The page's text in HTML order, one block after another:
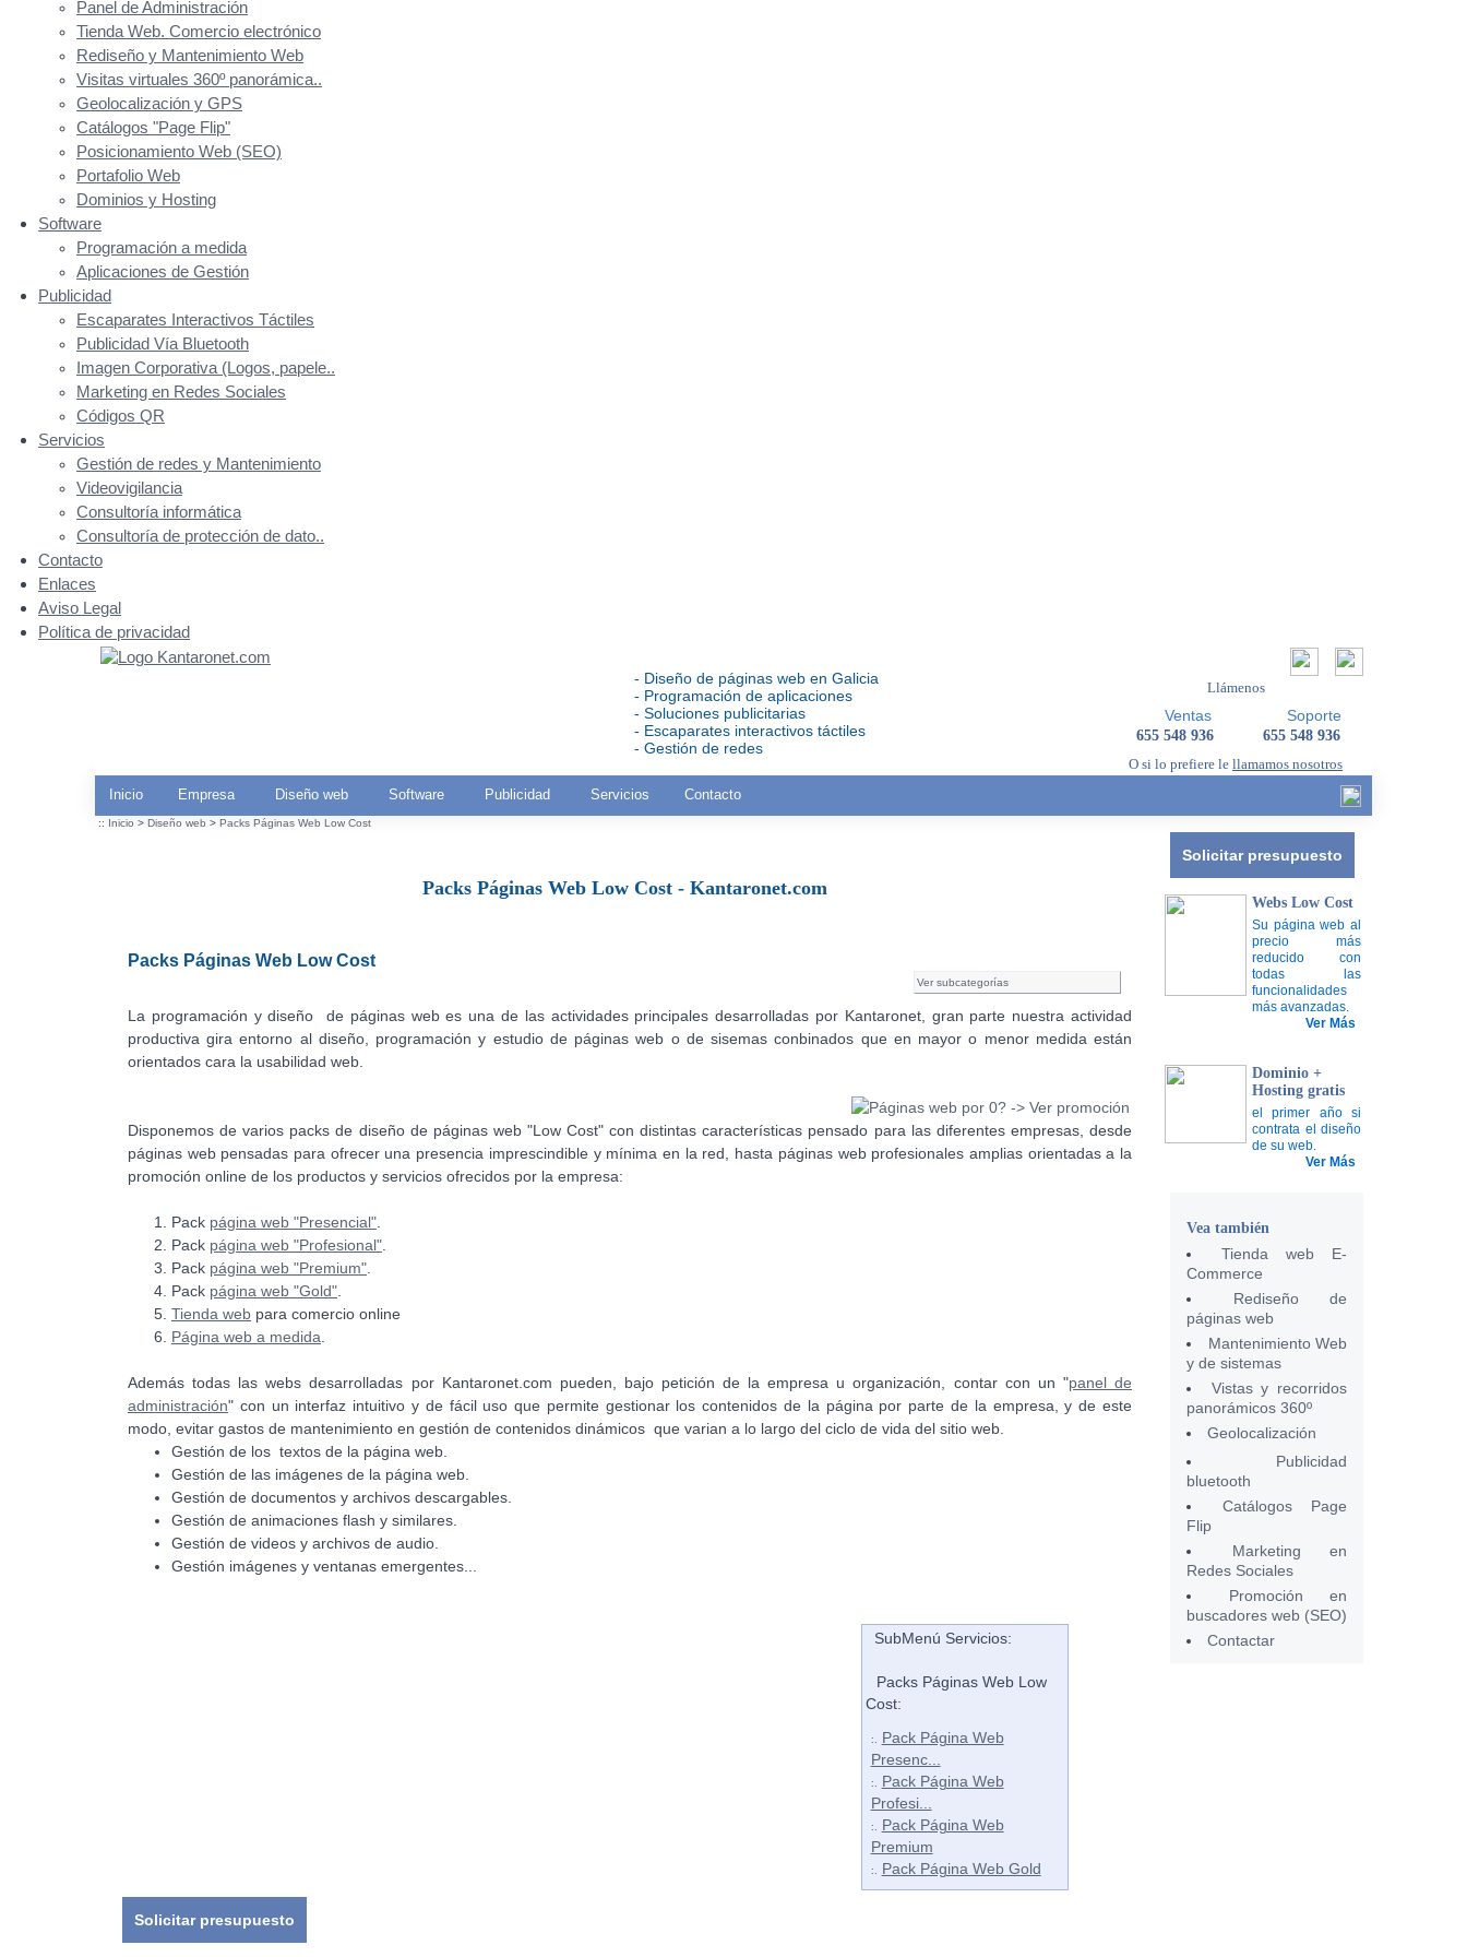
Panel de Administración
Tienda Web. Comercio electrónico
Rediseño y Mantenimiento Web
Visitas virtuales 360º panorámica..
Geolocalización y GPS
Catálogos "Page Flip"
Posicionamiento Web (SEO)
Portafolio Web
Dominios y Hosting
Software
Programación a medida
Aplicaciones de Gestión
Publicidad
Escaparates Interactivos Táctiles
Publicidad Vía Bluetooth
Imagen Corporativa (Logos, papele..
Marketing en Redes Sociales
Códigos QR
Servicios
Gestión de redes y Mantenimiento
Videovigilancia
Consultoría informática
Consultoría de protección de dato..
Contacto
Enlaces
Aviso Legal
Política de privacidad
- Diseño de páginas web en Galicia
- Programación de aplicaciones
- Soluciones publicitarias
- Escaparates interactivos táctiles
- Gestión de redes
Llámenos
Soporte
655 548 936
Ventas
655 548 936
O si lo prefiere le llamamos nosotros
Inicio
Empresa Diseño web Software Publicidad Servicios Contacto
Solicitar presupuesto
Webs Low Cost
Su página web al
precio más
reducido con
todas las
funcionalidades
más avanzadas.
Ver Más
Dominio +
Hosting gratis
el primer año si
contrata el diseño
de su web.
Ver Más
Vea también
Tienda web E-
Commerce
Rediseño de
páginas web
Mantenimiento Web
y de sistemas
Vistas y recorridos
panorámicos 360º
Geolocalización
Publicidad
bluetooth
Catálogos Page
Flip
Marketing en
Redes Sociales
Promoción en
buscadores web (SEO)
Contactar
:: Inicio > Diseño web > Packs Páginas Web Low Cost
Packs Páginas Web Low Cost - Kantaronet.com
Packs Páginas Web Low Cost
Ver subcategorías
La programación y diseño de páginas web es una de las actividades principales desarrolladas por Kantaronet, gran parte nuestra actividad
productiva gira entorno al diseño, programación y estudio de páginas web o de sisemas conbinados que en mayor o menor medida están
orientados cara la usabilidad web.
Disponemos de varios packs de diseño de páginas web "Low Cost" con distintas características pensado para las diferentes empresas, desde
páginas web pensadas para ofrecer una presencia imprescindible y mínima en la red, hasta páginas web profesionales amplias orientadas a la
promoción online de los productos y servicios ofrecidos por la empresa:
Pack página web "Presencial"
Pack página web "Profesional"
Pack página web "Premium"
Pack página web "Gold"
Tienda web para comercio online
Página web a medida
Además todas las webs desarrolladas por Kantaronet.com pueden, bajo petición de la empresa u organización, contar con un "panel de
administración" con un interfaz intuitivo y de fácil uso que permite gestionar los contenidos de la página por parte de la empresa, y de este
modo, evitar gastos de mantenimiento en gestión de contenidos dinámicos que varian a lo largo del ciclo de vida del sitio web.
Gestión de los textos de la página web.
Gestión de las imágenes de la página web.
Gestión de documentos y archivos descargables.
Gestión de animaciones flash y similares.
Gestión de videos y archivos de audio.
Gestión imágenes y ventanas emergentes...
SubMenú Servicios:
Packs Páginas Web Low
Cost:
:.
Pack Página Web
Presenc...
:.
Pack Página Web
Profesi...
:.
Pack Página Web
Premium
:. Pack Página Web Gold
Solicitar presupuesto